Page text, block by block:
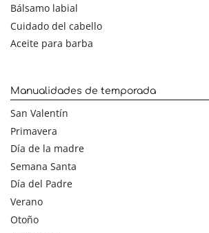
Bálsamo labial
Cuidado del cabello
Aceite para barba
Manualidades de temporada
San Valentín
Primavera
Día de la madre
Semana Santa
Día del Padre
Verano
Otoño